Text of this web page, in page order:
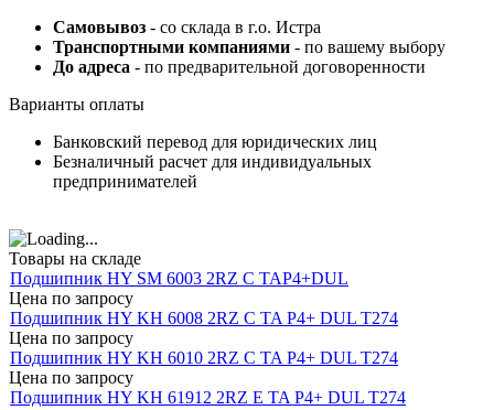
Самовывоз - со склада в г.о. Истра
Транспортными компаниями - по вашему выбору
До адреса - по предварительной договоренности
Варианты оплаты
Банковский перевод для юридических лиц
Безналичный расчет для индивидуальных
предпринимателей
Товары на складе
Подшипник HY SM 6003 2RZ C TAP4+DUL
Цена по запросу
Подшипник HY KH 6008 2RZ C TA P4+ DUL T274
Цена по запросу
Подшипник HY KH 6010 2RZ C TA P4+ DUL T274
Цена по запросу
Подшипник HY KH 61912 2RZ E TA P4+ DUL T274